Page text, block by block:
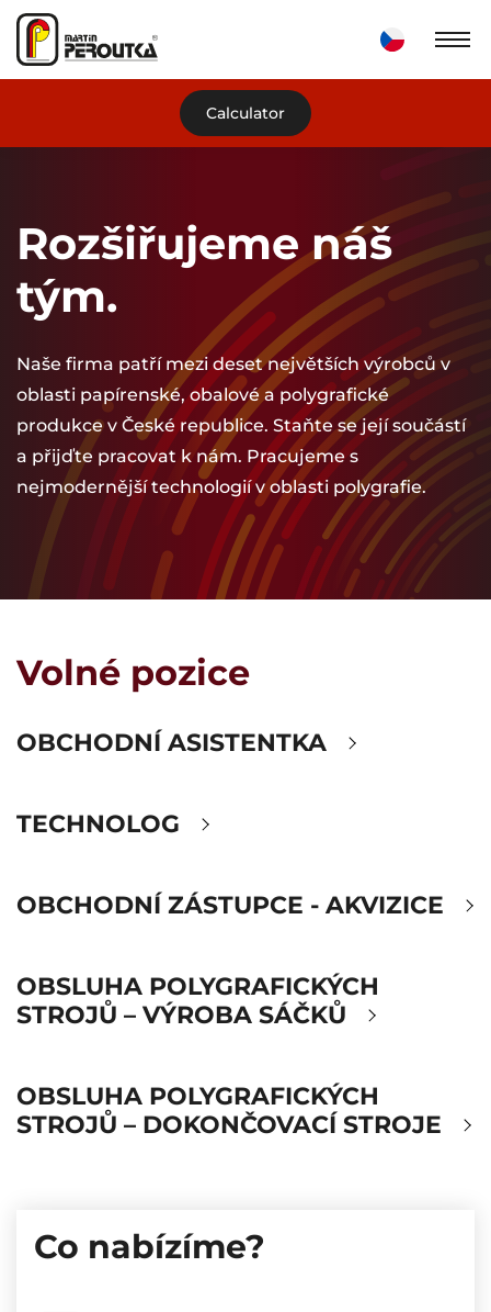
Areas
Shrink sleeve labels
Calculator
Rozšiřujeme náš
tým.
Naše firma patří mezi deset největších výrobců v
oblasti papírenské, obalové a polygrafické
produkce v České republice. Staňte se její součástí
a přijďte pracovat k nám. Pracujeme s
nejmodernější technologií v oblasti polygrafie.
Volné pozice
OBCHODNÍ ASISTENTKA
TECHNOLOG
OBCHODNÍ ZÁSTUPCE - AKVIZICE
OBSLUHA POLYGRAFICKÝCH
STROJŮ – VÝROBA SÁČKŮ
OBSLUHA POLYGRAFICKÝCH
STROJŮ – DOKONČOVACÍ STROJE
Co nabízíme?